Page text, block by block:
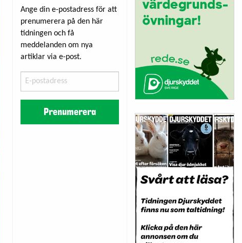
Ange din e-postadress för att
prenumerera på den här
tidningen och få
meddelanden om nya
artiklar via e-post.
postadress
Prenumerera